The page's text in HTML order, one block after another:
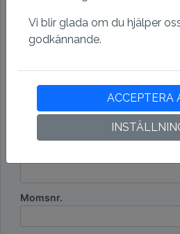
Postnummer
Land
Momsnr.
Vi blir glada om du hjälper
godkännande.
ACCEPTERA